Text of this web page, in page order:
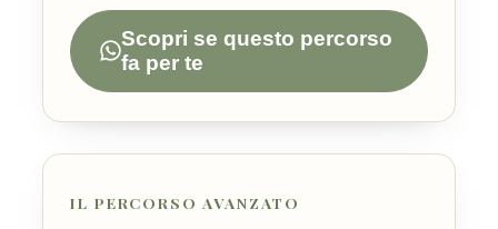
Scopri se questo percorso
fa per te
IL PERCORSO AVANZATO